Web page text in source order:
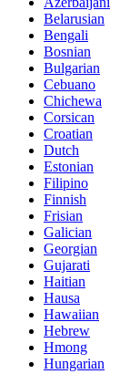
Belarusian
Bengali
Bosnian
Bulgarian
Cebuano
Chichewa
Corsican
Croatian
Dutch
Estonian
Filipino
Finnish
Frisian
Galician
Georgian
Gujarati
Haitian
Hausa
Hawaiian
Hebrew
Hmong
Hungarian